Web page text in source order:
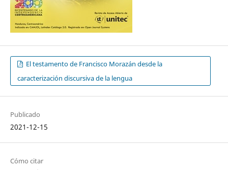
El testamento de Francisco Morazán desde la
caracterización discursiva de la lengua
Publicado
2021-12-15
Cómo citar